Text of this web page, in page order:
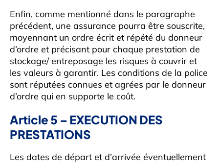
Enfin, comme mentionné dans le paragraphe
précédent, une assurance pourra être souscrite,
moyennant un ordre écrit et répété du donneur
d’ordre et précisant pour chaque prestation de
stockage/ entreposage les risques à couvrir et
les valeurs à garantir. Les conditions de la police
sont réputées connues et agrées par le donneur
d’ordre qui en supporte le coût.
Article 5 – EXECUTION DES
PRESTATIONS
Les dates de départ et d’arrivée éventuellement